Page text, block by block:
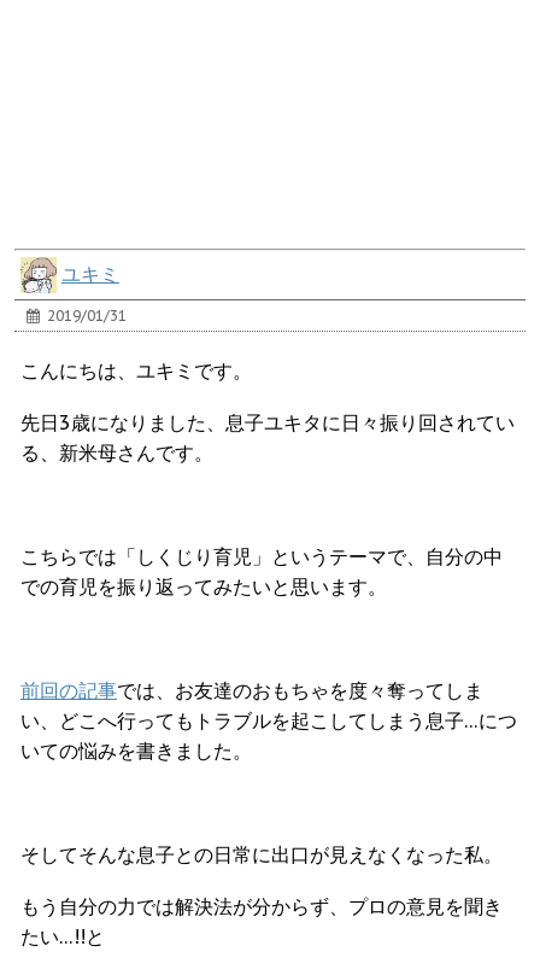
ユキミ
2019/01/31
こんにちは、ユキミです。
先日3歳になりました、息子ユキタに日々振り回されてい
る、新米母さんです。
こちらでは「しくじり育児」というテーマで、自分の中
での育児を振り返ってみたいと思います。
前回の記事では、お友達のおもちゃを度々奪ってしま
い、どこへ行ってもトラブルを起こしてしまう息子…につ
いての悩みを書きました。
そしてそんな息子との日常に出口が見えなくなった私。
もう自分の力では解決法が分からず、プロの意見を聞き
たい…!!と